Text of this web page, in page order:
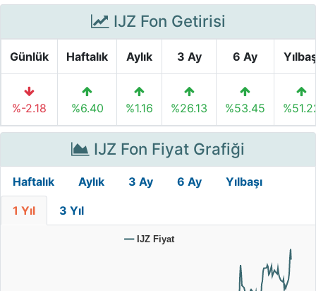
IJZ Fon Getirisi
Günlük Haftalık Aylık 3 Ay 6 Ay
%-2.18 %6.40 %1.16 %26.13 %53.45
IJZ Fon Fiyat Grafiği
Haftalık Aylık 3 Ay 6 Ay Yılbaşı
1 Yıl 3 Yıl